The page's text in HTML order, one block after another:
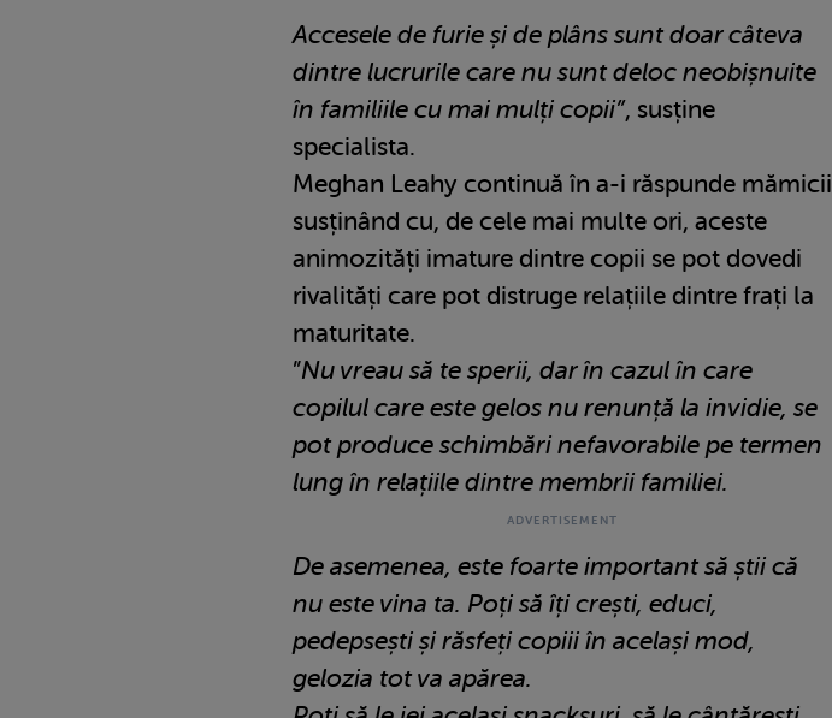
Accesele de furie și de plâns sunt doar câteva
dintre lucrurile care nu sunt deloc neobișnuite
în familiile cu mai mulți copii”, susține
specialista.
Meghan Leahy continuă în a-i răspunde mămicii
susținând cu, de cele mai multe ori, aceste
animozități imature dintre copii se pot dovedi
rivalități care pot distruge relațiile dintre frați la
maturitate.
”Nu vreau să te sperii, dar în cazul în care
copilul care este gelos nu renunță la invidie, se
pot produce schimbări nefavorabile pe termen
lung în relațiile dintre membrii familiei.
De asemenea, este foarte important să știi că
nu este vina ta. Poți să îți crești, educi,
pedepsești și răsfeți copiii în același mod,
gelozia tot va apărea.